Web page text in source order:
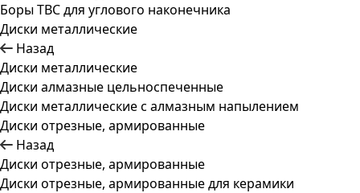
Боры ТВС для углового наконечника
Диски металлические
Назад
Диски металлические
Диски алмазные цельноспеченные
Диски металлические с алмазным напылением
Диски отрезные, армированные
Назад
Диски отрезные, армированные
Диски отрезные, армированные для керамики